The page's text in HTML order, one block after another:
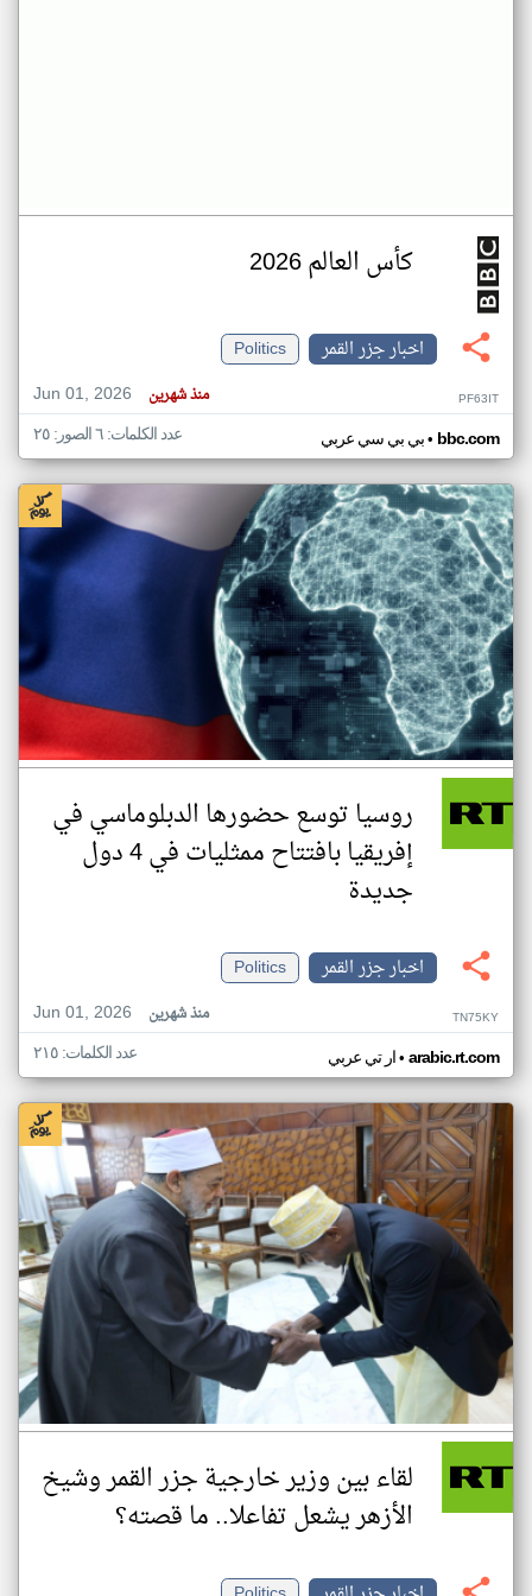
كأس العالم 2026
اخبار جزر القمر
Politics
Jun 01, 2026
منذ شهرين PF63IT
بي بي سي عربي• bbc.com عدد الكلمات: ٦ الصور: ٢٥
روسيا توسع حضورها الدبلوماسي في
إفريقيا بافتتاح ممثليات في 4 دول
جديدة
اخبار جزر القمر
Politics
Jun 01, 2026
منذ شهرين TN75KY
ار تي عربي• arabic.rt.com عدد الكلمات: ٢١٥
لقاء بين وزير خارجية جزر القمر وشيخ
الأزهر يشعل تفاعلا.. ما قصته؟